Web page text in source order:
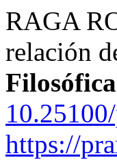
RAGA
relación
Filosófica
https://